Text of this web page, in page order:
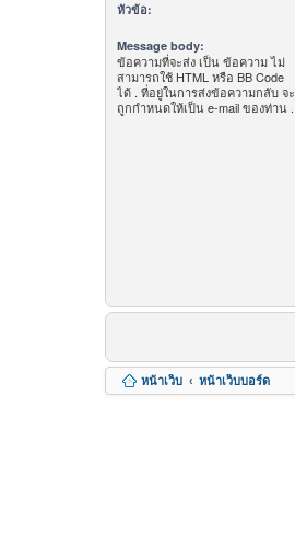
หัวข้อ:
Message body:
ข้อความที่จะส่ง เป็น ข้อความ ไม่
สามารถใช้ HTML หรือ BB Code
ได้ . ที่อยู่ในการส่งข้อความกลับ จะ
ถูกกำหนดให้เป็น e-mail ของท่าน .
หน้าเว็บ หน้าเว็บบอร์ด